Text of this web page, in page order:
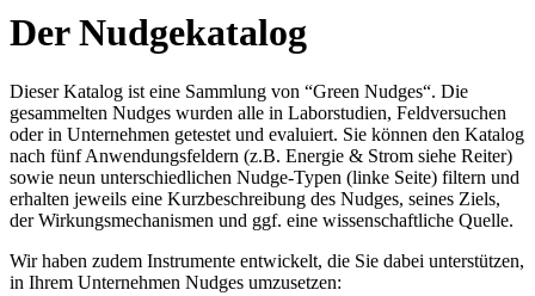
Der Nudgekatalog
Dieser Katalog ist eine Sammlung von “Green Nudges“. Die
gesammelten Nudges wurden alle in Laborstudien, Feldversuchen
oder in Unternehmen getestet und evaluiert. Sie können den Katalog
nach fünf Anwendungsfeldern (z.B. Energie & Strom siehe Reiter)
sowie neun unterschiedlichen Nudge-Typen (linke Seite) filtern und
erhalten jeweils eine Kurzbeschreibung des Nudges, seines Ziels,
der Wirkungsmechanismen und ggf. eine wissenschaftliche Quelle.
Wir haben zudem Instrumente entwickelt, die Sie dabei unterstützen,
in Ihrem Unternehmen Nudges umzusetzen: